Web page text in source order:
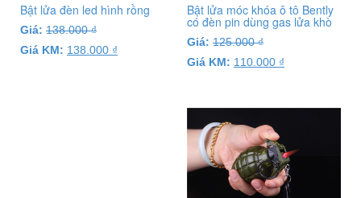
Bật lửa đèn led hình rồng
Giá: 138.000₫
Giá KM: 138.000 ₫
Bật lửa móc khóa ô tô Bently
có đèn pin dùng gas lửa khò
Giá: 125.000₫
Giá KM: 110.000 ₫